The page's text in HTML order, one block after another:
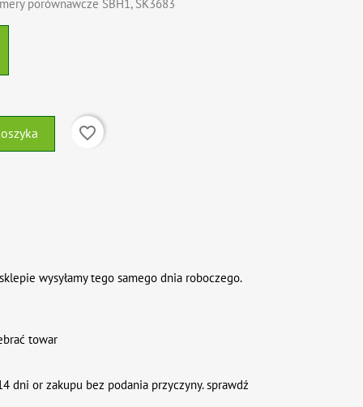
porównawcze SBH1, SK3683
favorite_border
wysyłamy tego samego dnia roboczego.
towar
dni or zakupu bez podania przyczyny. sprawdź